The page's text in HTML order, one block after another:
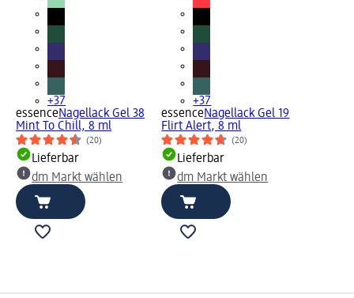
+37
essenceNagellack Gel 38
Mint To Chill, 8 ml
(20)
Lieferbar
dm Markt wählen
+37
essenceNagellack Gel 19
Flirt Alert, 8 ml
(20)
Lieferbar
dm Markt wählen